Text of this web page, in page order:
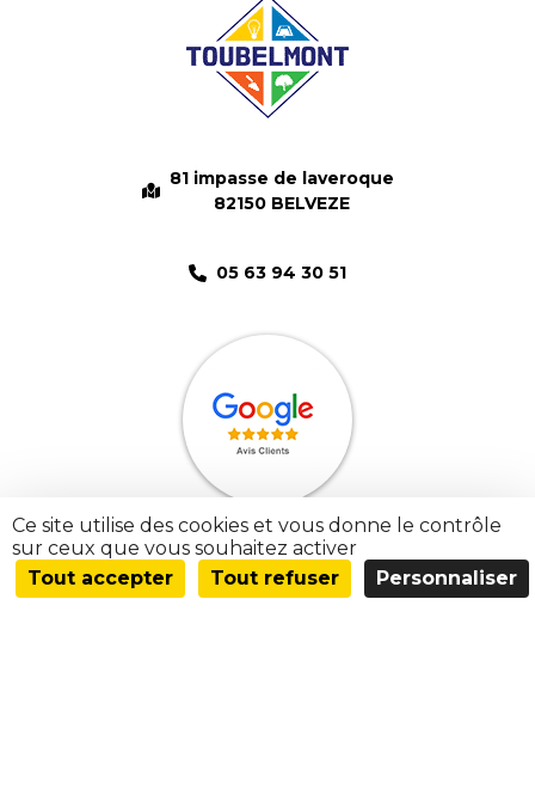
81 impasse de laveroque
82150 BELVEZE
05 63 94 30 51
Blog
Ce site utilise des cookies et vous donne le contrôle
sur ceux que vous souhaitez activer
Tout accepter
Tout refuser Personnaliser